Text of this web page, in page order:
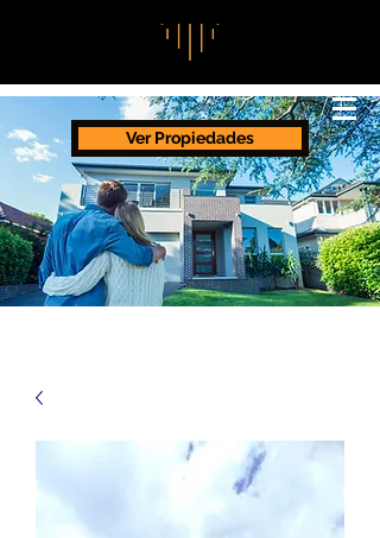
Ver Propiedades